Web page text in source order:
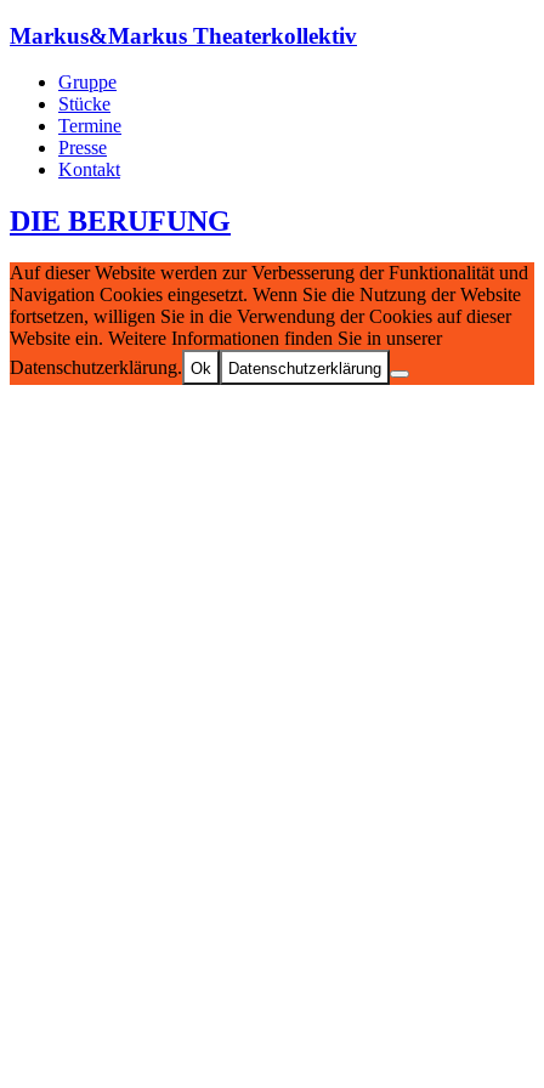
Markus&Markus Theaterkollektiv
Gruppe
Stücke
Termine
Presse
Kontakt
DIE BERUFUNG
Auf dieser Website werden zur Verbesserung der Funktionalität und
Navigation Cookies eingesetzt. Wenn Sie die Nutzung der Website
fortsetzen, willigen Sie in die Verwendung der Cookies auf dieser
Website ein. Weitere Informationen finden Sie in unserer
Datenschutzerklärung. Ok Datenschutzerklärung